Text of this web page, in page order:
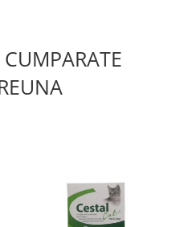
CUMPARATE